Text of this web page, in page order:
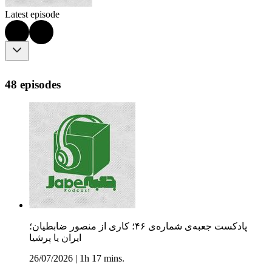
Latest episode
48 episodes
پادکست جعبه‌ی شماره‌ی ۴۶؛ کاری از منصور ضابطیان؛
ایران یا پرشیا
26/07/2026
1h 17 mins.